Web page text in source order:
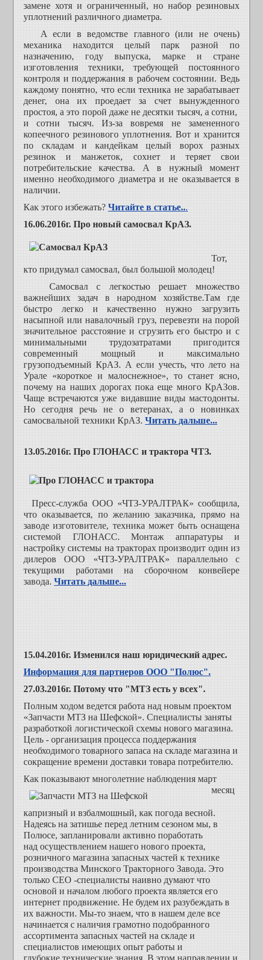
замене хотя и ограниченный, но набор резиновых
уплотнений различного диаметра.
А если в ведомстве главного (или не очень)
механика находится целый парк разной по
назначению, году выпуска, марке и стране
изготовления техники, требующей постоянного
контроля и поддержания в рабочем состоянии. Ведь
каждому понятно, что если техника не зарабатывает
денег, она их проедает за счет вынужденного
простоя, а это порой даже не десятки тысяч, а сотни,
и сотни тысяч. Из-за вовремя не замененного
копеечного резинового уплотнения. Вот и хранится
по складам и кандейкам целый ворох разных
резинок и манжеток, сохнет и теряет свои
потребительские качества. А в нужный момент
именно необходимого диаметра и не оказывается в
наличии.
Как этого избежать? Читайте в статье...
16.06.2016г. Про новый самосвал КрАЗ.
Тот,
кто придумал самосвал, был большой молодец!
Самосвал с легкостью решает множество
важнейших задач в народном хозяйстве.Там где
быстро легко и качественно нужно загрузить
насыпной или навалочный груз, перевезти на порой
значительное расстояние и сгрузить его быстро и с
минимальными трудозатратами пригодится
современный мощный и максимально
грузоподъемный КрАЗ. А если учесть, что лето на
Урале «короткое и малоснежное», то станет ясно,
почему на наших дорогах пока еще много КрАЗов.
Чаще встречаются уже видавшие виды мастодонты.
Но сегодня речь не о ветеранах, а о новинках
самосвальной техники КрАЗ. Читать дальше...
13.05.2016г. Про ГЛОНАСС и трактора ЧТЗ.
Пресс-служба ООО «ЧТЗ-УРАЛТРАК» сообщила,
что оказывается, по желанию заказчика, прямо на
заводе изготовителе, техника может быть оснащена
системой ГЛОНАСС. Монтаж аппаратуры и
настройку системы на тракторах производит один из
дилеров ООО «ЧТЗ-УРАЛТРАК» параллельно с
текущими работами на сборочном конвейере
завода. Читать дальше...
15.04.2016г. Изменился наш юридический адрес.
Информация для партнеров ООО "Полюс".
27.03.2016г. Потому что "МТЗ есть у всех".
Полным ходом ведется работа над новым проектом
«Запчасти МТЗ на Шефской». Специалисты заняты
разработкой логистической схемы нового магазина.
Цель - организация процесса поддержания
необходимого товарного запаса на складе магазина и
сокращение времени доставки товара потребителю.
Как показывают многолетние наблюдения март
месяц
капризный и взбалмошный, как погода весной.
Надеясь на затишье перед летним сезоном мы, в
Полюсе, запланировали активно поработать
над осуществлением нашего нового проекта,
розничного магазина запасных частей к технике
производства Минского Тракторного Завода. Это
только СЕО -специалисты наивно думают что
основой и началом любого проекта является его
интернет продвижение. Не будем их разубеждать в
их важности. Мы-то знаем, что в нашем деле все
начинается с наличия грамотно подобранного
ассортимента запасных частей на складе и
специалистов имеющих опыт работы и
глубокие технические знания. В этом направлении и